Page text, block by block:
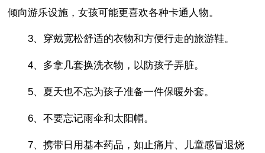
倾向游乐设施，女孩可能更喜欢各种卡通人物。
3、穿戴宽松舒适的衣物和方便行走的旅游鞋。
4、多拿几套换洗衣物，以防孩子弄脏。
5、夏天也不忘为孩子准备一件保暖外套。
6、不要忘记雨伞和太阳帽。
7、携带日用基本药品，如止痛片、儿童感冒退烧